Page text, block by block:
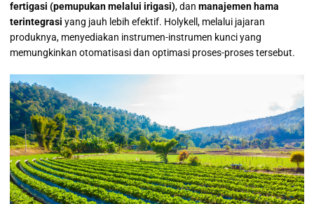
fertigasi (pemupukan melalui irigasi), dan manajemen hama
terintegrasi yang jauh lebih efektif. Holykell, melalui jajaran
produknya, menyediakan instrumen-instrumen kunci yang
memungkinkan otomatisasi dan optimasi proses-proses tersebut.